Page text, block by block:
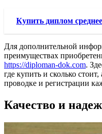
Купить диплом
Для дополнительной
преимуществах
https://diploman-dok.com.
где купить и сколько
проводке и регистрации
Качество и